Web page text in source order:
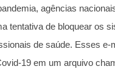
agências
tentativa de bloquear os
de saúde. Esses
19 em um arquivo